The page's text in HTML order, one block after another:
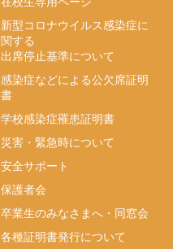
新型コロナウイルス感染症に
関する
出席停止基準について
感染症などによる公欠席証明
書
学校感染症罹患証明書
災害・緊急時について
安全サポート
保護者会
卒業生のみなさまへ・同窓会
各種証明書発行について